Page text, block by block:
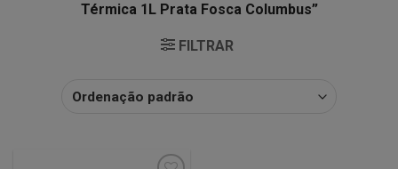
Térmica 1L Prata Fosca Columbus”
FILTRAR